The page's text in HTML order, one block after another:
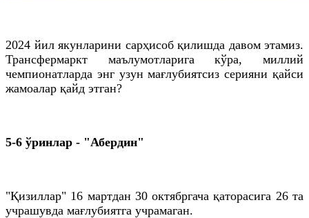
2024 йил якунларини сарҳисоб қилишда давом этамиз.
Трансфермаркт маълумотларига кўра, миллий
чемпионатларда энг узун мағлубиятсиз серияни қайси
жамоалар қайд этган?
5-6 ўринлар - "Абердин"
"Қизиллар" 16 мартдан 30 октябргача қаторасига 26 та
учрашувда мағлубиятга учрамаган.